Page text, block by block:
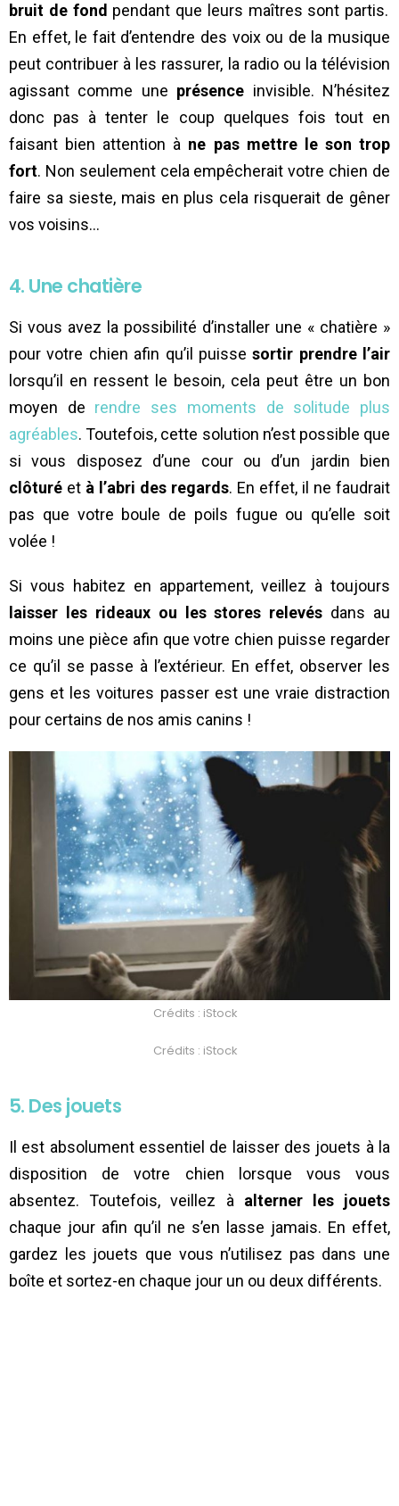
bruit de fond pendant que leurs maîtres sont partis.
En effet, le fait d’entendre des voix ou de la musique
peut contribuer à les rassurer, la radio ou la télévision
agissant comme une présence invisible. N’hésitez
donc pas à tenter le coup quelques fois tout en
faisant bien attention à ne pas mettre le son trop
fort. Non seulement cela empêcherait votre chien de
faire sa sieste, mais en plus cela risquerait de gêner
vos voisins…
4. Une chatière
Si vous avez la possibilité d’installer une « chatière »
pour votre chien afin qu’il puissesortir prendre l’air
lorsqu’il en ressent le besoin, cela peut être un bon
moyen de rendre ses moments de solitude plus
agréables. Toutefois, cette solution n’est possible que
si vous disposez d’une cour ou d’un jardin bien
clôturé et à l’abri des regards. En effet, il ne faudrait
pas que votre boule de poils fugue ou qu’elle soit
volée !
Si vous habitez en appartement, veillez à toujours
laisser les rideaux ou les stores relevés dans au
moins une pièce afin que votre chien puisse regarder
ce qu’il se passe à l’extérieur. En effet, observer les
gens et les voitures passer est une vraie distraction
pour certains de nos amis canins !
Crédits : iStock
Crédits : iStock
5. Des jouets
Il est absolument essentiel de laisser des jouets à la
disposition de votre chien lorsque vous vous
absentez. Toutefois, veillez à alterner les jouets
chaque jour afin qu’il ne s’en lasse jamais. En effet,
gardez les jouets que vous n’utilisez pas dans une
boîte et sortez-en chaque jour un ou deux différents.